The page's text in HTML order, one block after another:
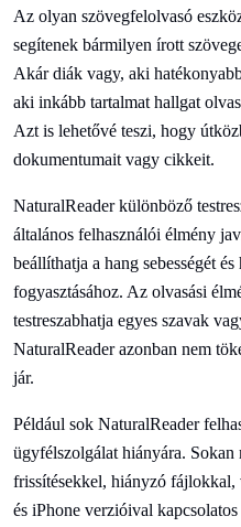
Az olyan szövegfelolvasó
segítenek bármilyen írott
Akár diák vagy, aki
aki inkább tartalmat hallgat
Azt is lehetővé teszi, hogy
dokumentumait vagy cikkeit.
NaturalReader különböző
általános felhasználói élmény
beállíthatja a hang sebességét
fogyasztásához. Az olvasási
testreszabhatja egyes szavak
NaturalReader azonban nem
jár.
Például sok NaturalReader
ügyfélszolgálat hiányára. Sokan
frissítésekkel, hiányzó fájlokkal,
és iPhone verzióival